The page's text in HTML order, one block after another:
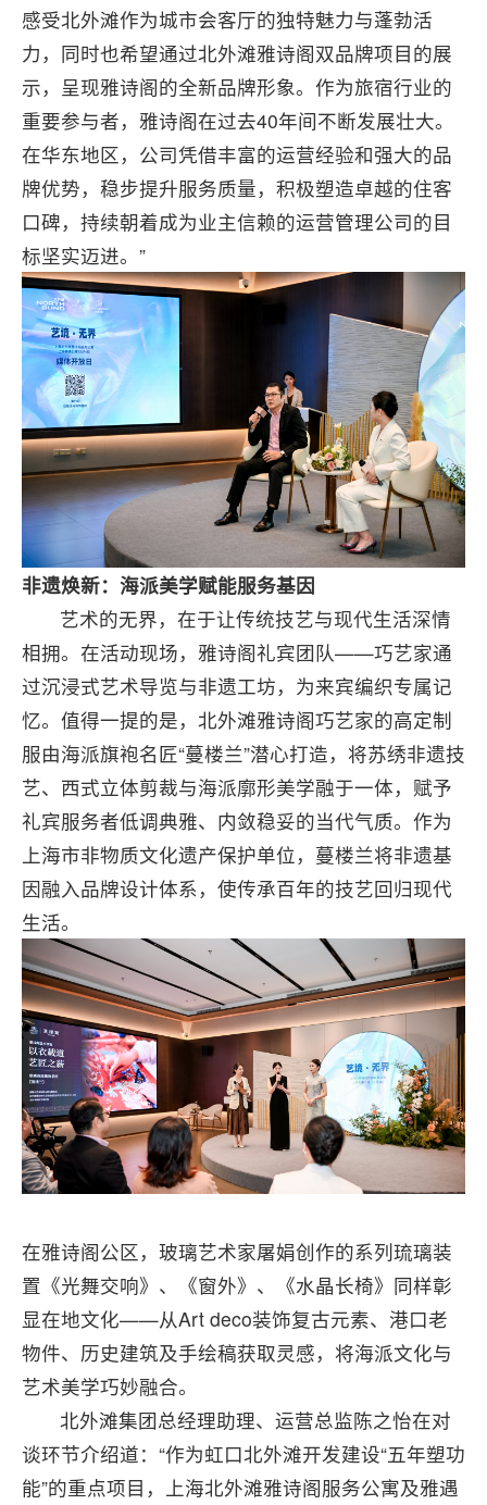
感受北外滩作为城市会客厅的独特魅力与蓬勃活
力，同时也希望通过北外滩雅诗阁双品牌项目的展
示，呈现雅诗阁的全新品牌形象。作为旅宿行业的
重要参与者，雅诗阁在过去40年间不断发展壮大。
在华东地区，公司凭借丰富的运营经验和强大的品
牌优势，稳步提升服务质量，积极塑造卓越的住客
口碑，持续朝着成为业主信赖的运营管理公司的目
标坚实迈进。”
非遗焕新：海派美学赋能服务基因
艺术的无界，在于让传统技艺与现代生活深情
相拥。在活动现场，雅诗阁礼宾团队——巧艺家通
过沉浸式艺术导览与非遗工坊，为来宾编织专属记
忆。值得一提的是，北外滩雅诗阁巧艺家的高定制
服由海派旗袍名匠“蔓楼兰”潜心打造，将苏绣非遗技
艺、西式立体剪裁与海派廓形美学融于一体，赋予
礼宾服务者低调典雅、内敛稳妥的当代气质。作为
上海市非物质文化遗产保护单位，蔓楼兰将非遗基
因融入品牌设计体系，使传承百年的技艺回归现代
生活。
在雅诗阁公区，玻璃艺术家屠娟创作的系列琉璃装
置《光舞交响》、《窗外》、《水晶长椅》同样彰
显在地文化——从Art deco装饰复古元素、港口老
物件、历史建筑及手绘稿获取灵感，将海派文化与
艺术美学巧妙融合。
北外滩集团总经理助理、运营总监陈之怡在对
谈环节介绍道：“作为虹口北外滩开发建设“五年塑功
能”的重点项目，上海北外滩雅诗阁服务公寓及雅遇